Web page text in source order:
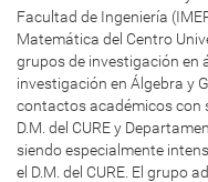
Facultad de Ingeniería
Matemática del Centro
grupos de investigación en
investigación en Álgebra y
contactos académicos con
D.M. del CURE y
siendo especialmente
el D.M. del CURE. El grupo